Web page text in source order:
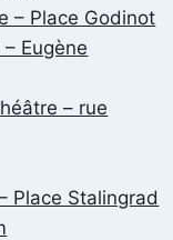
– Place Godinot
Eugène
– rue
Place Stalingrad